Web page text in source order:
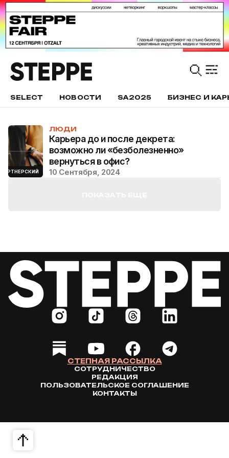
SELECT НОВОСТИ SA2025 БИЗНЕС И
ПАРТНЕРСКИЙ
ЛЮДИ
Карьера до и после декрета:
возможно ли «безболезненно»
вернуться в офис?
10 Сентября, 2024
СТЕПНАЯ РАССЫЛКА
СОТРУДНИЧЕСТВО
РЕДАКЦИЯ
ПОЛЬЗОВАТЕЛЬСКОЕ СОГЛАШЕНИЕ
КОНТАКТЫ